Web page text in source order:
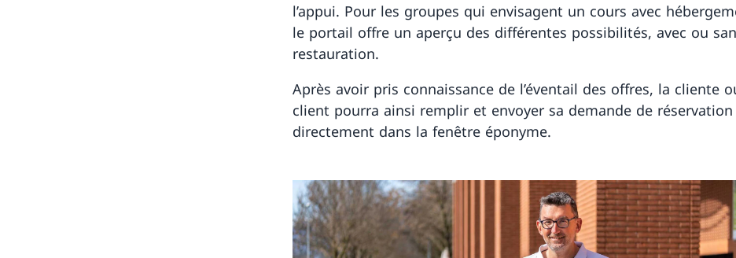
l’appui. Pour les groupes qui envisagent un cours avec
le portail offre un aperçu des différentes possibilités, avec ou
restauration.
Après avoir pris connaissance de l’éventail des offres, la cliente
client pourra ainsi remplir et envoyer sa demande de réservation
directement dans la fenêtre éponyme.